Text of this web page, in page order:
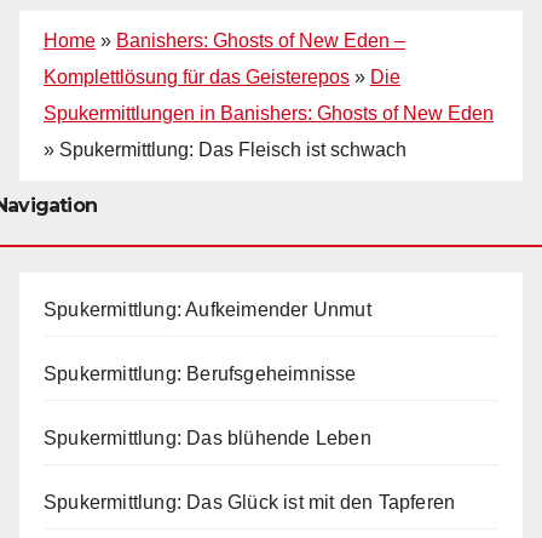
Home » Banishers: Ghosts of New Eden –
Komplettlösung für das Geisterepos » Die
Spukermittlungen in Banishers: Ghosts of New Eden
» Spukermittlung: Das Fleisch ist schwach
Spukermittlung: Aufkeimender Unmut
Spukermittlung: Berufsgeheimnisse
Spukermittlung: Das blühende Leben
Spukermittlung: Das Glück ist mit den Tapferen